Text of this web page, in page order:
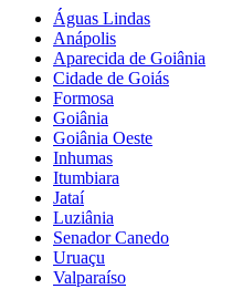
Águas Lindas
Anápolis
Aparecida de Goiânia
Cidade de Goiás
Formosa
Goiânia
Goiânia Oeste
Inhumas
Itumbiara
Jataí
Luziânia
Senador Canedo
Uruaçu
Valparaíso